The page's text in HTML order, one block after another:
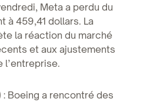
Meta a perdu du
à 459,41 dollars. La
la réaction du marché
et aux ajustements
l’entreprise.
: Boeing a rencontré des